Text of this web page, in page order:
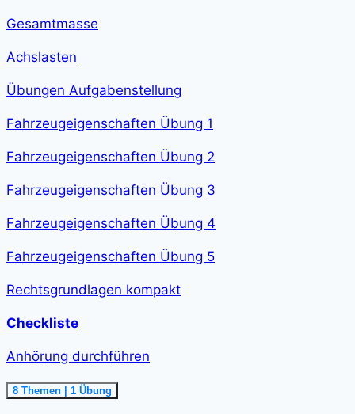
Gesamtmasse
Achslasten
Übungen Aufgabenstellung
Fahrzeugeigenschaften Übung 1
Fahrzeugeigenschaften Übung 2
Fahrzeugeigenschaften Übung 3
Fahrzeugeigenschaften Übung 4
Fahrzeugeigenschaften Übung 5
Rechtsgrundlagen kompakt
Checkliste
Anhörung durchführen
Ausklappen
Anhörung
durchführen<span
8 Themen 1 Übung